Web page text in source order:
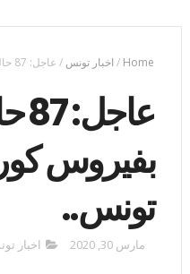
Home
/ اخبار تونس / عاجل: 87 حالة اصابة بفيروس كورونا في ولاية تونس..
بفيروس
تونس..
مارس 30, 2020 اخبار